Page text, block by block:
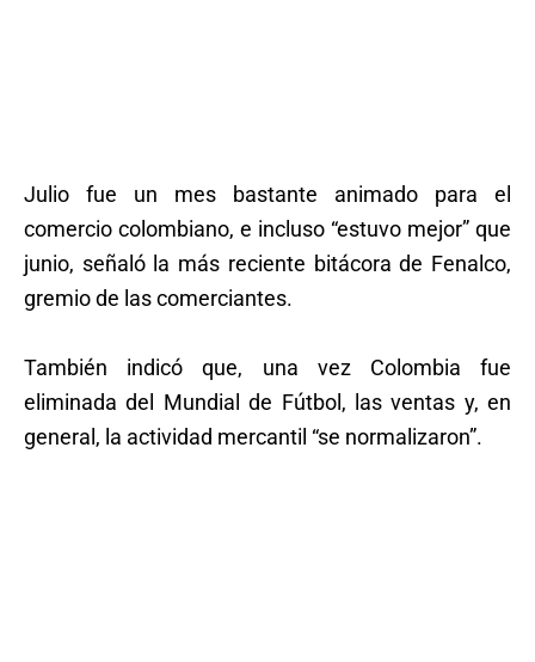
Julio fue un mes bastante animado para el
comercio colombiano, e incluso “estuvo mejor” que
junio, señaló la más reciente bitácora de Fenalco,
gremio de las comerciantes.
También indicó que, una vez Colombia fue
eliminada del Mundial de Fútbol, las ventas y, en
general, la actividad mercantil “se normalizaron”.